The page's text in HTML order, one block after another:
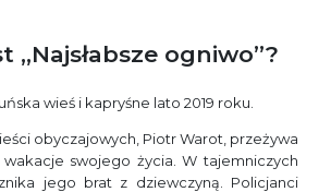
„Najsłabsze ogniwo”?
wieś i kapryśne lato 2019 roku.
obyczajowych, Piotr Warot, przeżywa
swojego życia. W tajemniczych
jego brat z dziewczyną. Policjanci